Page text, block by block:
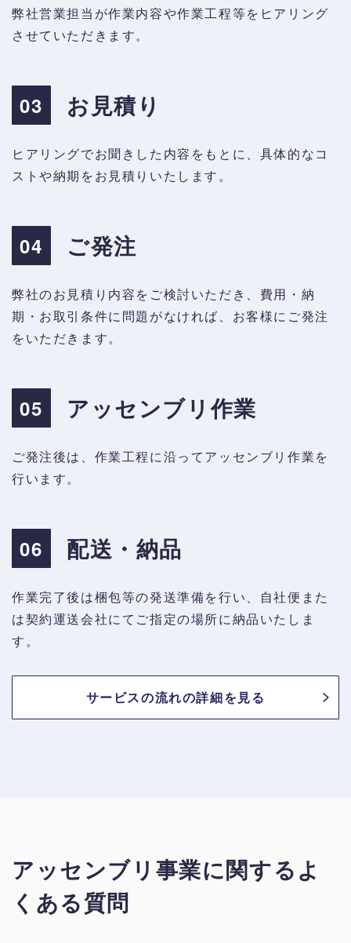
弊社営業担当が作業内容や作業工程等をヒアリング
させていただきます。
03 お見積り
ヒアリングでお聞きした内容をもとに、具体的なコ
ストや納期をお見積りいたします。
04 ご発注
弊社のお見積り内容をご検討いただき、費用・納
期・お取引条件に問題がなければ、お客様にご発注
をいただきます。
05 アッセンブリ作業
ご発注後は、作業工程に沿ってアッセンブリ作業を
行います。
06 配送・納品
作業完了後は梱包等の発送準備を行い、自社便また
は契約運送会社にてご指定の場所に納品いたしま
す。
サービスの流れの詳細を見る
アッセンブリ事業に関するよ
くある質問